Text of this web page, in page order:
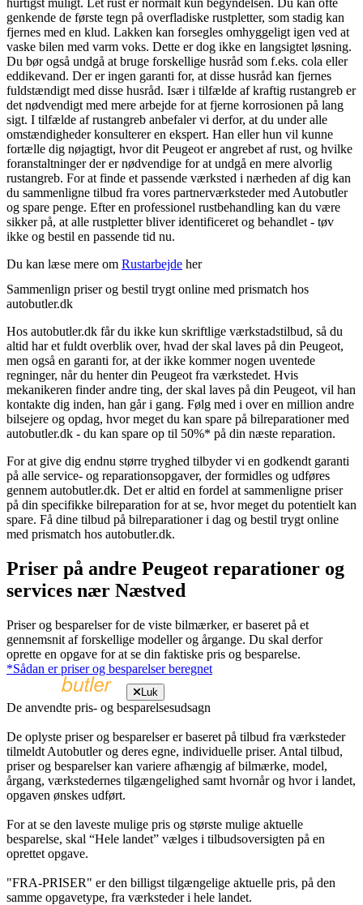
genkende de første tegn på overfladiske rustpletter, som stadig kan
fjernes med en klud. Lakken kan forsegles omhyggeligt igen ved at
vaske bilen med varm voks. Dette er dog ikke en langsigtet løsning.
Du bør også undgå at bruge forskellige husråd som f.eks. cola eller
eddikevand. Der er ingen garanti for, at disse husråd kan fjernes
fuldstændigt med disse husråd. Især i tilfælde af kraftig rustangreb er
det nødvendigt med mere arbejde for at fjerne korrosionen på lang
sigt. I tilfælde af rustangreb anbefaler vi derfor, at du under alle
omstændigheder konsulterer en ekspert. Han eller hun vil kunne
fortælle dig nøjagtigt, hvor dit Peugeot er angrebet af rust, og hvilke
foranstaltninger der er nødvendige for at undgå en mere alvorlig
rustangreb. For at finde et passende værksted i nærheden af dig kan
du sammenligne tilbud fra vores partnerværksteder med Autobutler
og spare penge. Efter en professionel rustbehandling kan du være
sikker på, at alle rustpletter bliver identificeret og behandlet - tøv
ikke og bestil en passende tid nu.
Du kan læse mere om Rustarbejde her
Sammenlign priser og bestil trygt online med prismatch hos
autobutler.dk
Hos autobutler.dk får du ikke kun skriftlige værkstadstilbud, så du
altid har et fuldt overblik over, hvad der skal laves på din Peugeot,
men også en garanti for, at der ikke kommer nogen uventede
regninger, når du henter din Peugeot fra værkstedet. Hvis
mekanikeren finder andre ting, der skal laves på din Peugeot, vil han
kontakte dig inden, han går i gang. Følg med i over en million andre
bilsejere og opdag, hvor meget du kan spare på bilreparationer med
autobutler.dk - du kan spare op til 50%* på din næste reparation.
For at give dig endnu større tryghed tilbyder vi en godkendt garanti
på alle service- og reparationsopgaver, der formidles og udføres
gennem autobutler.dk. Det er altid en fordel at sammenligne priser
på din specifikke bilreparation for at se, hvor meget du potentielt kan
spare. Få dine tilbud på bilreparationer i dag og bestil trygt online
med prismatch hos autobutler.dk.
Priser på andre Peugeot reparationer og
services nær Næstved
Priser og besparelser for de viste bilmærker, er baseret på et
gennemsnit af forskellige modeller og årgange. Du skal derfor
oprette en opgave for at se din faktiske pris og besparelse.
*Sådan er priser og besparelser beregnet
Luk
De anvendte pris- og besparelsesudsagn
De oplyste priser og besparelser er baseret på tilbud fra værksteder
tilmeldt Autobutler og deres egne, individuelle priser. Antal tilbud,
priser og besparelser kan variere afhængig af bilmærke, model,
årgang, værkstedernes tilgængelighed samt hvornår og hvor i landet,
opgaven ønskes udført.
For at se den laveste mulige pris og største mulige aktuelle
besparelse, skal “Hele landet” vælges i tilbudsoversigten på en
oprettet opgave.
"FRA-PRISER" er den billigst tilgængelige aktuelle pris, på den
samme opgavetype, fra værksteder i hele landet.